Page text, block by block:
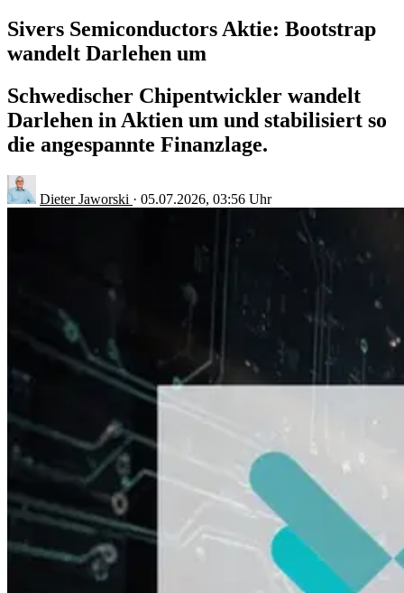
Sivers Semiconductors Aktie: Bootstrap
wandelt Darlehen um
Schwedischer Chipentwickler wandelt
Darlehen in Aktien um und stabilisiert so
die angespannte Finanzlage.
Dieter Jaworski · 05.07.2026, 03:56 Uhr